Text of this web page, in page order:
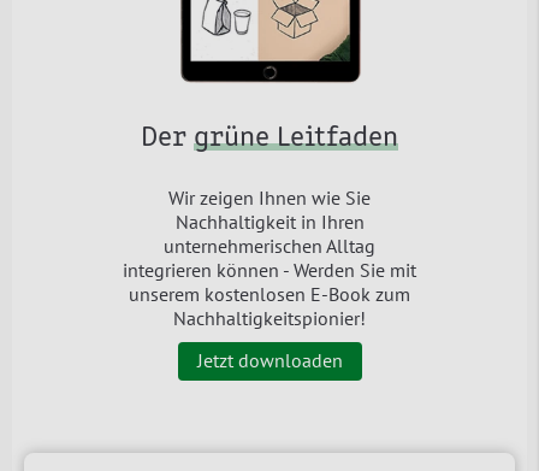
Der grüne Leitfaden
Wir zeigen Ihnen wie Sie
Nachhaltigkeit in Ihren
unternehmerischen Alltag
integrieren können - Werden Sie mit
unserem kostenlosen E-Book zum
Nachhaltigkeitspionier!
Jetzt downloaden